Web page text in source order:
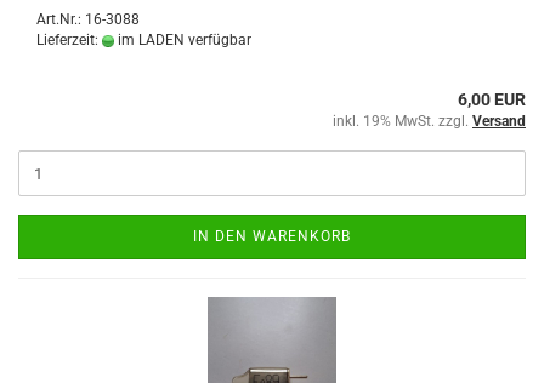
Art.Nr.: 16-3088
Lieferzeit:
im LADEN verfügbar
6,00 EUR
inkl. 19% MwSt. zzgl. Versand
IN DEN WARENKORB